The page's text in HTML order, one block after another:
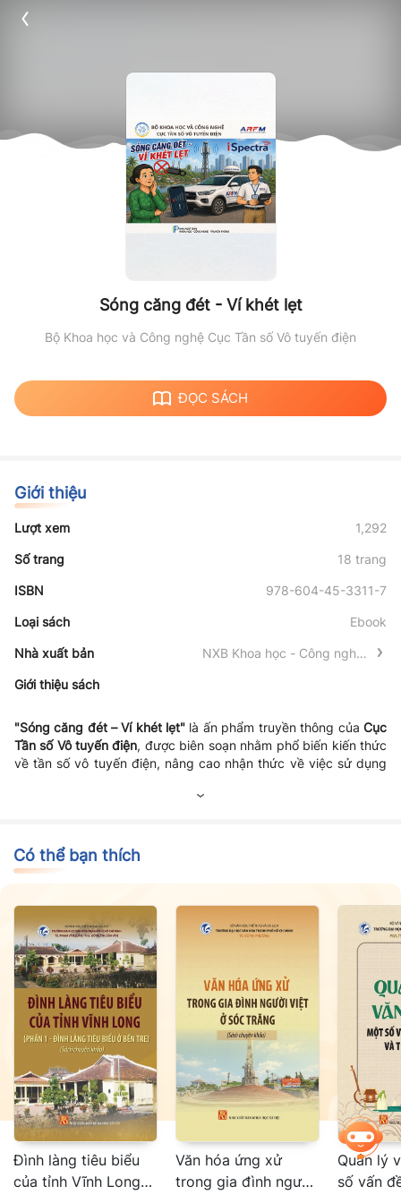
Sóng căng đét - Ví khét lẹt
Bộ Khoa học và Công nghệ Cục Tần số Vô tuyến điện
ĐỌC SÁCH
Giới thiệu
Lượt xem 1,292
Số trang 18 trang
ISBN 978-604-45-3311-7
Loại sách Ebook
Nhà xuất bản
NXB Khoa học - Công nghệ -
Giới thiệu sách
"Sóng căng đét – Ví khét lẹt" là ấn phẩm truyền thông của Cục
Tần số Vô tuyến điện, được biên soạn nhằm phổ biến kiến thức
về tần số vô tuyến điện, nâng cao nhận thức về việc sử dụng
các thông tin chuyên ngành qua lối thể hiện gần gũi, sinh động
Có thể bạn thích
Đình làng tiêu biểu
của tỉnh Vĩnh Long
Văn hóa ứng xử
trong gia đình người
Quản lý
số vấn